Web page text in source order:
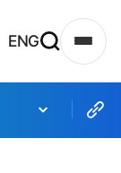
ENG
트
맵